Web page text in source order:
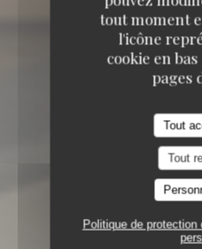
tout moment
l'icône
cookie en
pages
Tout
Tout
Politique de protection